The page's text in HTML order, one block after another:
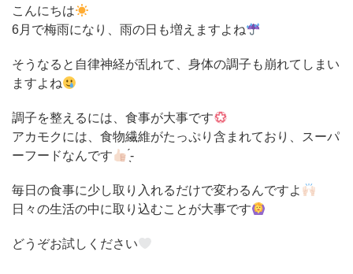
こんにちは
6月で梅雨になり、雨の日も増えますよね
そうなると自律神経が乱れて、身体の調子も崩れてしまい
ますよね
調子を整えるには、食事が大事です
アカモクには、食物繊維がたっぷり含まれており、スーパ
ーフードなんです︎
̖́-
毎日の食事に少し取り入れるだけで変わるんですよ
日々の生活の中に取り込むことが大事です
どうぞお試しください‎